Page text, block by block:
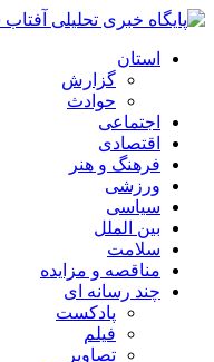
استان
گزارش
حوادث
اجتماعی
اقتصادی
فرهنگ و هنر
ورزشی
سیاسی
بین الملل
سلامت
مناقصه و مزایده
چند رسانه ای
پادکست
فیلم
تصاویر